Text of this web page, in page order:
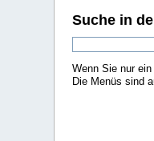
Suche in
Wenn Sie nur
Die Menüs sind